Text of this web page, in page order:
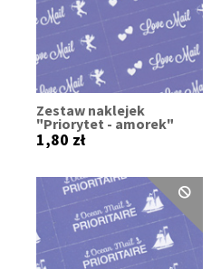
Zestaw naklejek
"Priorytet - amorek"
1,80 zł